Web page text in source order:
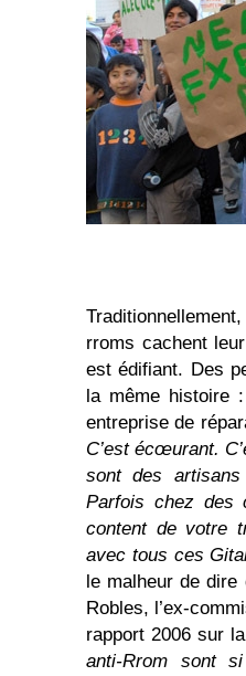
rroms cachent
est édifiant. Des
la même histoire
entreprise de
C’est écœurant.
sont des artisans
Parfois chez des
content de votre
avec tous ces
le malheur de
Robles, l’ex-
rapport 2006 sur
anti-Rrom sont